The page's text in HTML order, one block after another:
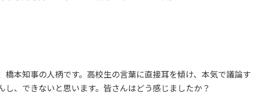
橋本知事の人柄です。高校生の言葉に直接耳を傾け、本気で議論す
し、できないと思います。皆さんはどう感じましたか？